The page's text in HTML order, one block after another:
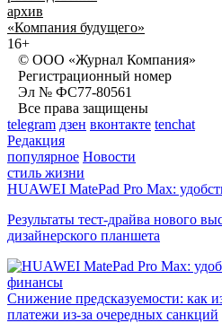
архив
«Компания будущего»
16+
© ООО «Журнал Компания»
Регистрационный номер
Эл № ФС77-80561
Все права защищены
telegram дзен вконтакте tenchat
Редакция
популярное Новости
стиль жизни
HUAWEI MatePad Pro Max:
Результаты тест-драйва нового
дизайнерского планшета
финансы
Снижение предсказуемости: как
платежи из-за очередных санкций